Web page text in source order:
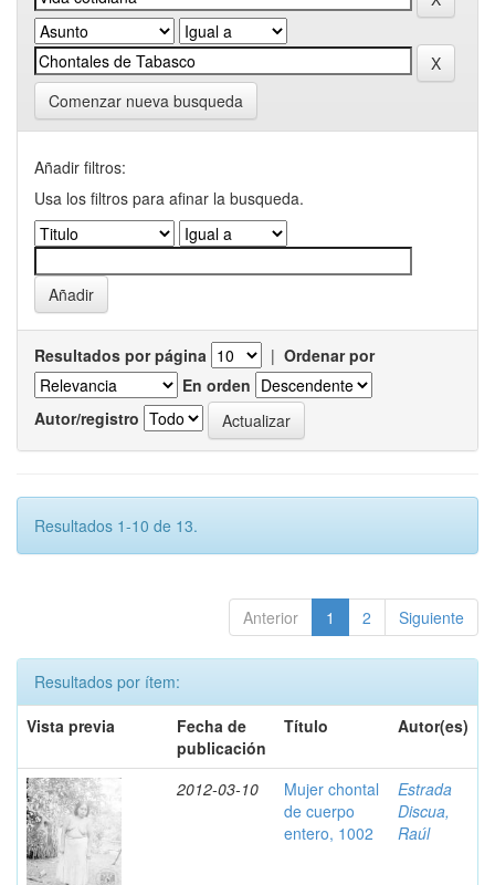
Comenzar nueva busqueda
Añadir filtros:
Usa los filtros para afinar la busqueda.
Resultados por página | Ordenar por
En orden
Autor/registro
Resultados 1-10 de 13.
Anterior 1 2 Siguiente
Resultados por ítem:
Vista previa
Fecha de
publicación
Título Autor(es)
2012-03-10
Mujer chontal
de cuerpo
entero, 1002
Estrada
Discua,
Raúl